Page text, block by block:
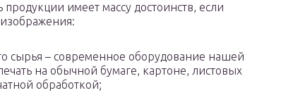
имеет массу достоинств, если
сырья – современное оборудование нашей
на обычной бумаге, картоне, листовых
обработкой;